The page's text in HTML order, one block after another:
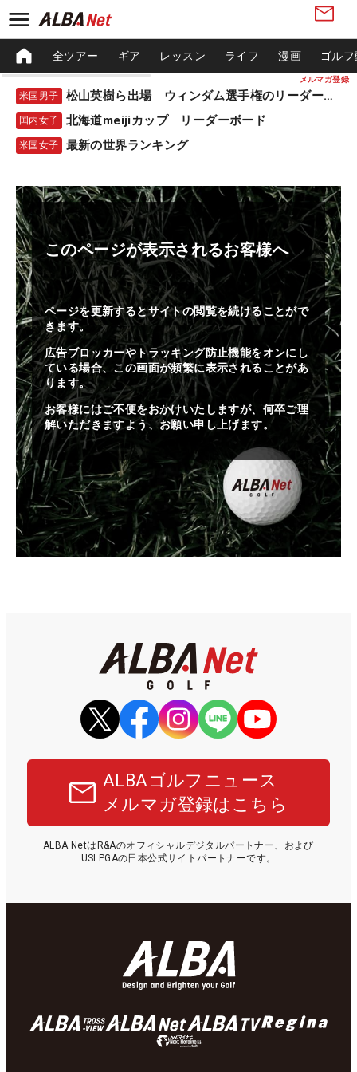
メルマガ登録
全ツアー ギア レッスン ライフ 漫画 ゴル
米国男子 松山英樹ら出場 ウィンダム選手権のリーダーボード
国内女子 北海道meijiカップ リーダーボード
米国女子 最新の世界ランキング
このページが表示されるお客様へ
ページを更新するとサイトの閲覧を続けることがで
きます。
広告ブロッカーやトラッキング防止機能をオンにし
ている場合、この画面が頻繁に表示されることがあ
ります。
お客様にはご不便をおかけいたしますが、何卒ご理
解いただきますよう、お願い申し上げます。
ALBAゴルフニュース
メルマガ登録はこちら
ALBA NetはR&Aのオフィシャルデジタルパートナー、および
USLPGAの日本公式サイトパートナーです。